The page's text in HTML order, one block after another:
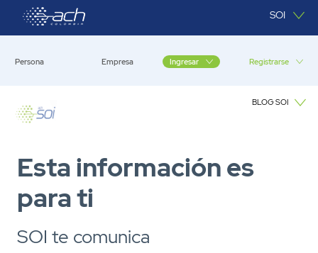
Saltar al contenido principal SOI
Persona Empresa Ingresar Registrarse
BLOG SOI
Esta información es
para ti
SOI te comunica